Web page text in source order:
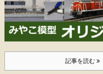
記事を読む